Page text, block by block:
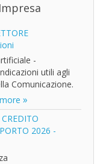
-
utili agli
Comunicazione.
2026 -